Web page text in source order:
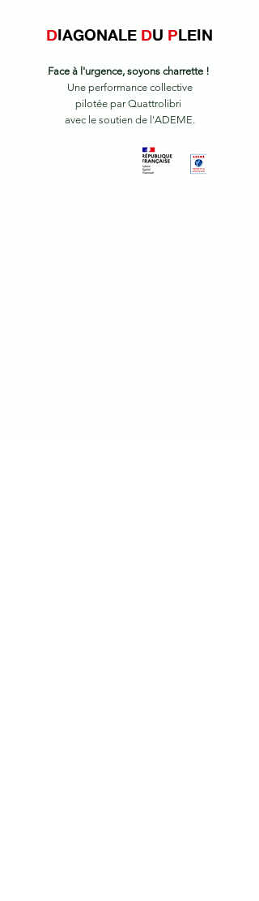
DIAGONALE DU PLEIN
Face à l'urgence, soyons charrette !
Une performance collective
pilotée par Quattrolibri
avec le soutien de l'ADEME.